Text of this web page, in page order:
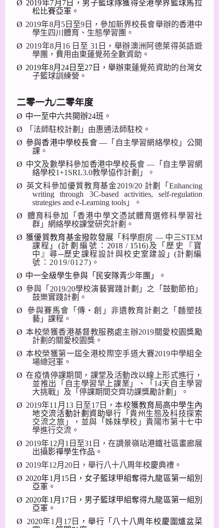
Ø 2019年7月 7 日，男子籃球隊獲得全港學界籃球馬拉
松比賽亞軍。
Ø 2019年8月 5日至9日，參加新界校長會舉辦的香港中
學生四川體育、生態學習團。
Ø 2019年8月 16 日至 31 日，舉辦澳洲阿德萊得英語遊
學團，費用由東蓮覺苑全數資助。
Ø 2019年8月 24日至27日，舉辦東蓮覺苑資助的台灣女
子籃球訓練營。
二零一九/二零年度
Ø 中一至中六共開辦24班。
Ø
「法師駐校計劃」由惠通法師駐校。
Ø 參與香港中學校長會 — 「自主學習網絡學校」公開
課。
Ø 中文及數學科參加香港中學校長會 —「自主學習網
絡學校1+1SRL3.0教學協作計劃」。
Ø 英文科參加優質教育基金2019/20 計劃「 Enhancing
writing through 3C-based activities, self-regulation
strategies and e-Learning tools 」。
Ø
體育科參加「香港中學文憑試體育選修科學習社
群」網絡學校課堂研究計劃。
Ø 獲優質教育基金撥款發展 「科學廚房 — 中三STEM
課程 」 (計劃編號： 2018 / 1516) 及 「 歷史『寶
中』尋─歷史課程設計與校史室建設 」(計劃編
號： 2019/0127) 。
Ø 中一全級學生參與「民安隊青少年團」。
Ø 參與「 2019/20學校演藝實踐計劃」之「鼓動節拍」
鼓樂實踐計劃。
Ø
參與賽馬會「傳‧創」非遺教育計劃之
「麵塑技
藝」課程。
Ø 本校榮獲香港基督教服務處主辦2019關愛校園獎勵
計劃的關愛校園獎。
Ø 本校榮獲第一屆全港校際空手道大賽2019中學組全
場總冠軍。
Ø 在疫情停課期間，課堂及活動改以線上形式進行，
並推出「自主學習早上課業」、「 14天自主學習
大挑戰」及「停課期間交齊功課獎勵計劃」。
Ø 2019年11 月 13 日至17日，本校獲教育局高中學生內
地交流活動計劃資助舉行「貴州生態及科技探索
交流之旅」，並與「姊妹學校」貴陽市第十七中
學進行交流。
Ø 2019年12月 1 日至31 日，在調景嶺站港鐵社區畫廊展
出攝影禪學生作品。
Ø 2019年12月 20 日，舉行八十八周年校慶典禮。
Ø 2020年1 月 15日，女子籃球甲組奪得九龍區第一組別
亞軍。
Ø 2020年1 月 17日，男子籃球甲組奪得九龍區第一組別
亞軍。
Ø
2020年1 月 17日
，舉行「八十八周年校慶圍爐盆菜